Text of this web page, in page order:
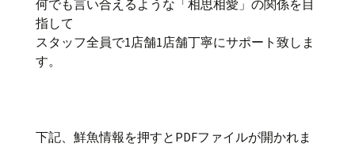
何でも言い合えるような「相思相愛」の関係を目
指して
スタッフ全員で1店舗1店舗丁寧にサポート致しま
す。
下記、鮮魚情報を押すとPDFファイルが開かれま